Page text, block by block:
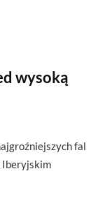
wysoką
fal
Iberyjskim